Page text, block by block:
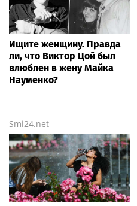
Ищите женщину. Правда
ли, что Виктор Цой был
влюблен в жену Майка
Науменко?
Smi24.net